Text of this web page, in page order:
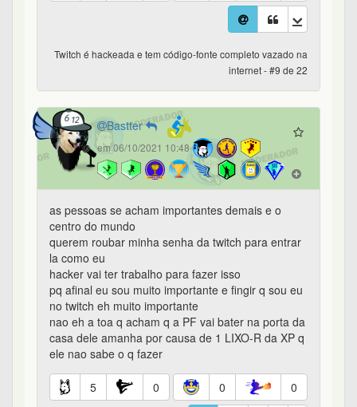
Twitch é hackeada e tem código-fonte completo vazado na
internet - #9 de 22
Bastter
em 06/10/2021 10:48
as pessoas se acham importantes demais e o
centro do mundo
querem roubar minha senha da twitch para entrar
la como eu
hacker vai ter trabalho para fazer isso
pq afinal eu sou muito importante e fingir q sou eu
no twitch eh muito importante
nao eh a toa q acham q a PF vai bater na porta da
casa dele amanha por causa de 1 LIXO-R da XP q
ele nao sabe o q fazer
5 0 0 0